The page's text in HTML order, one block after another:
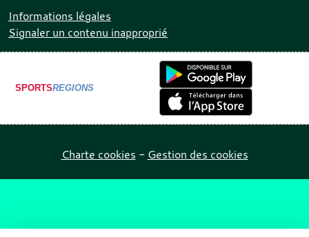
Informations légales
Signaler un contenu inapproprié
SPORTSREGIONS
Charte cookies Gestion des cookies